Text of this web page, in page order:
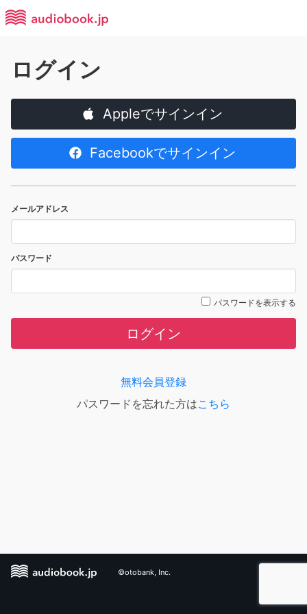
ログイン
Appleでサインイン
Facebookでサインイン
メールアドレス
パスワード
パスワードを表示する
ログイン
無料会員登録
パスワードを忘れた方はこちら
©otobank, Inc.